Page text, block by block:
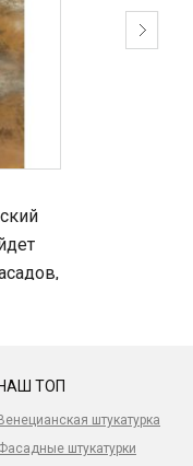
в Украине;
так и
в Киеве и по
гипсокартон;
НАШ ТОП
Венецианская штукатурка
штукатурки